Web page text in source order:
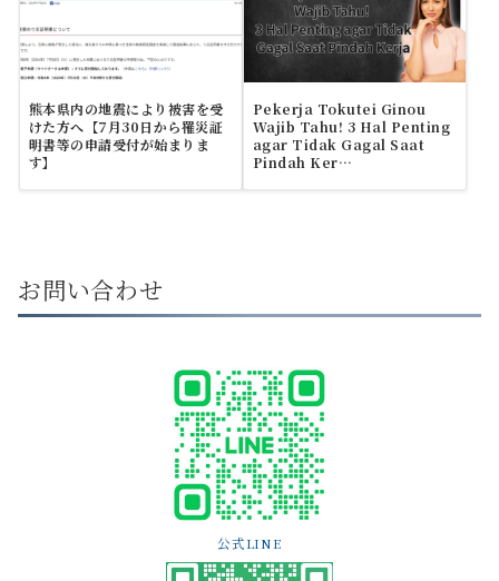
熊本県内の地震により被害を受
けた方へ【7月30日から罹災証
明書等の申請受付が始まりま
す】
Pekerja Tokutei Ginou
Wajib Tahu! 3 Hal Penting
agar Tidak Gagal Saat
Pindah Ker…
お問い合わせ
公式LINE